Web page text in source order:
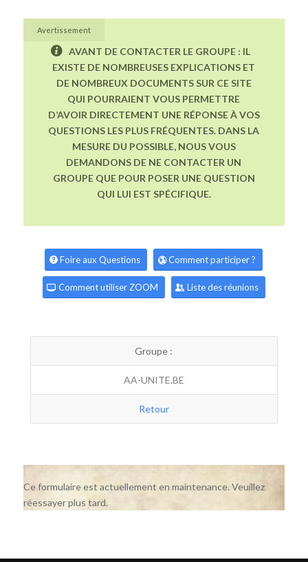
Avertissement
AVANT DE CONTACTER LE GROUPE : IL
EXISTE DE NOMBREUSES EXPLICATIONS ET
DE NOMBREUX DOCUMENTS SUR CE SITE
QUI POURRAIENT VOUS PERMETTRE
D’AVOIR DIRECTEMENT UNE RÉPONSE À VOS
QUESTIONS LES PLUS FRÉQUENTES. DANS LA
MESURE DU POSSIBLE, NOUS VOUS
DEMANDONS DE NE CONTACTER UN
GROUPE QUE POUR POSER UNE QUESTION
QUI LUI EST SPÉCIFIQUE.
Foire aux Questions Comment participer ?
Comment utiliser ZOOM Liste des réunions
Groupe :
AA-UNITE.BE
Retour
Ce formulaire est actuellement en maintenance. Veuillez
réessayer plus tard.